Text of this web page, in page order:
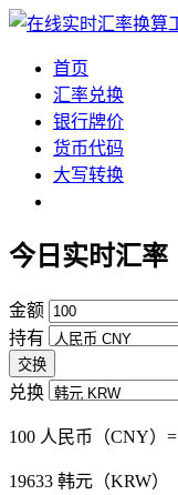
首页
汇率兑换
银行牌价
货币代码
大写转换
今日实时汇率
金额
持有
交换
兑换
100 人民币（CNY）=
19633 韩元（KRW）